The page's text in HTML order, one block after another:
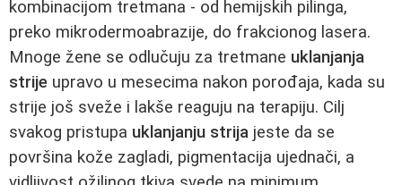
kombinacijom tretmana - od hemijskih pilinga,
preko mikrodermoabrazije, do frakcionog lasera.
Mnoge žene se odlučuju za tretmane uklanjanja
strije upravo u mesecima nakon porođaja, kada su
strije još sveže i lakše reaguju na terapiju. Cilj
svakog pristupa uklanjanju strija jeste da se
površina kože zagladi, pigmentacija ujednači, a